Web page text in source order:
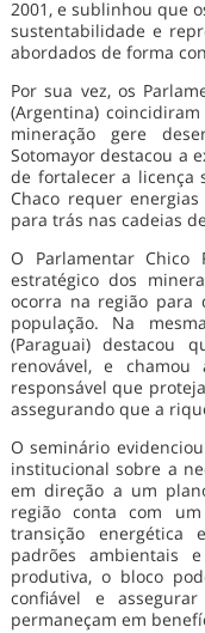
2001, e sublinhou que
sustentabilidade e
abordados de forma
Por sua vez, os
(Argentina)
mineração gere
Sotomayor destacou a
de fortalecer a licença
Chaco requer
para trás nas cadeias
O Parlamentar Chico
estratégico dos
ocorra na região para
população. Na
(Paraguai) destacou
renovável, e chamou
responsável que
assegurando que a
O seminário
institucional sobre a
em direção a um
região conta com
transição energética
padrões ambientais
produtiva, o bloco
confiável e
permaneçam em